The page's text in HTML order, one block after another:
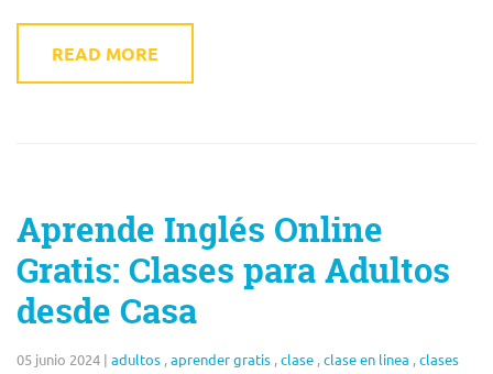
READ MORE
Aprende Inglés Online
Gratis: Clases para Adultos
desde Casa
05 junio 2024 | adultos ,aprender gratis ,clase ,clase en linea ,clases